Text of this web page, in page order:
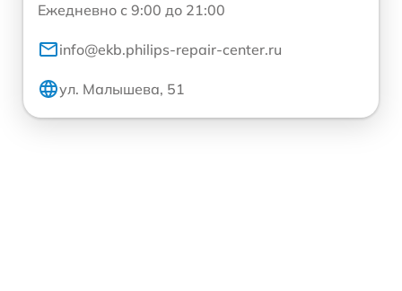
Ежедневно с 9:00 до 21:00
info@ekb.philips-repair-center.ru
ул. Малышева, 51